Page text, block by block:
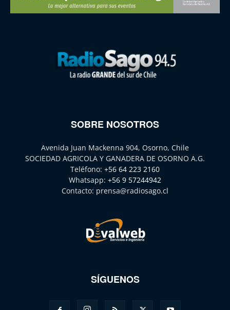
SOBRE NOSOTROS
Avenida Juan Mackenna 904, Osorno, Chile
SOCIEDAD AGRICOLA Y GANADERA DE OSORNO A.G.
Teléfono: +56 64 223 2160
Whatsapp: +56 9 57244942
Contacto: prensa@radiosago.cl
SÍGUENOS